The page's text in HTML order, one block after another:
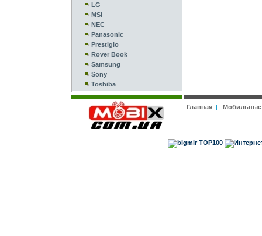
LG
MSI
NEC
Panasonic
Prestigio
Rover Book
Samsung
Sony
Toshiba
Главная|